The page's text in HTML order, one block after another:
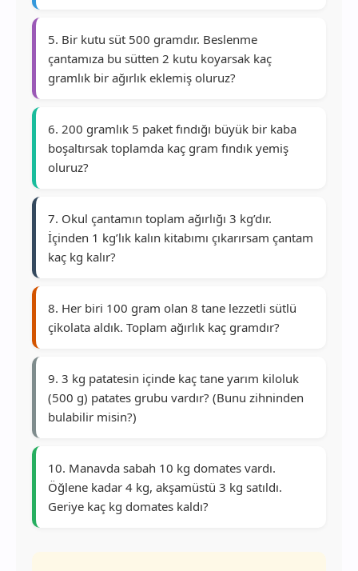
5. Bir kutu süt 500 gramdır. Beslenme
çantamıza bu sütten 2 kutu koyarsak kaç
gramlık bir ağırlık eklemiş oluruz?
6. 200 gramlık 5 paket fındığı büyük bir kaba
boşaltırsak toplamda kaç gram fındık yemiş
oluruz?
7. Okul çantamın toplam ağırlığı 3 kg’dır.
İçinden 1 kg’lık kalın kitabımı çıkarırsam çantam
kaç kg kalır?
8. Her biri 100 gram olan 8 tane lezzetli sütlü
çikolata aldık. Toplam ağırlık kaç gramdır?
9. 3 kg patatesin içinde kaç tane yarım kiloluk
(500 g) patates grubu vardır? (Bunu zihninden
bulabilir misin?)
10. Manavda sabah 10 kg domates vardı.
Öğlene kadar 4 kg, akşamüstü 3 kg satıldı.
Geriye kaç kg domates kaldı?